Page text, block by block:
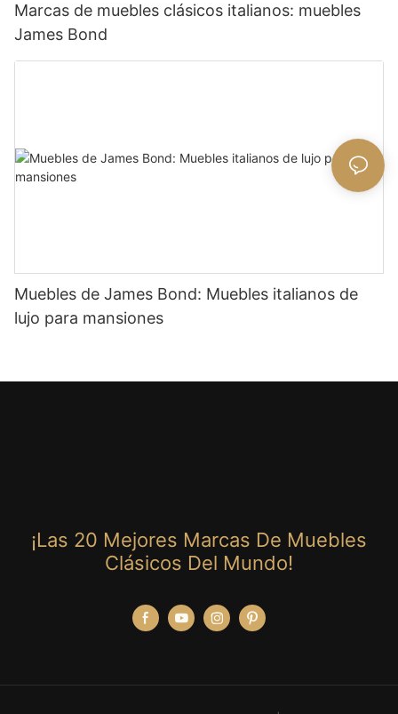
Marcas de muebles clásicos italianos: muebles
James Bond
Muebles de James Bond: Muebles italianos de
lujo para mansiones
¡Las 20 Mejores Marcas De Muebles
Clásicos Del Mundo!